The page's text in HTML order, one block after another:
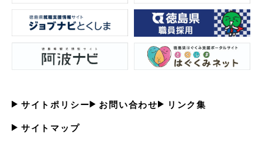
サイトポリシー お問い合わせ リンク集
サイトマップ